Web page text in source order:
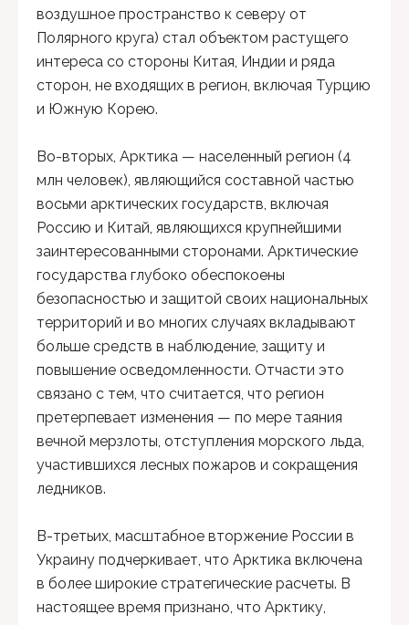
воздушное пространство к северу от
Полярного круга) стал объектом растущего
интереса со стороны Китая, Индии и ряда
сторон, не входящих в регион, включая Турцию
и Южную Корею.
Во-вторых, Арктика — населенный регион (4
млн человек), являющийся составной частью
восьми арктических государств, включая
Россию и Китай, являющихся крупнейшими
заинтересованными сторонами. Арктические
государства глубоко обеспокоены
безопасностью и защитой своих национальных
территорий и во многих случаях вкладывают
больше средств в наблюдение, защиту и
повышение осведомленности. Отчасти это
связано с тем, что считается, что регион
претерпевает изменения — по мере таяния
вечной мерзлоты, отступления морского льда,
участившихся лесных пожаров и сокращения
ледников.
В-третьих, масштабное вторжение России в
Украину подчеркивает, что Арктика включена
в более широкие стратегические расчеты. В
настоящее время признано, что Арктику,